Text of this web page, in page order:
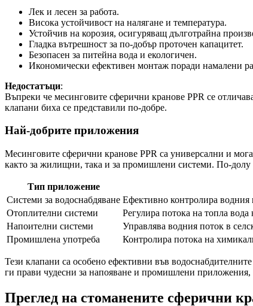
Лек и лесен за работа.
Висока устойчивост на налягане и температура.
Устойчив на корозия, осигуряващ дълготрайна
Гладка вътрешност за по-добър проточен капацитет.
Безопасен за питейна вода и екологичен.
Икономически ефективен монтаж поради намалени
Недостатъци:
Въпреки че месинговите сферични кранове PPR се
клапани биха се представили по-добре.
Най-добрите приложения
Месинговите сферични кранове PPR са универсални и
както за жилищни, така и за промишлени системи. По-
Тип приложение
Системи за водоснабдяване Ефективно контролира водния
Отоплителни системи
Регулира потока на топла
Напоителни системи
Управлява водния поток в
Промишлена употреба
Контролира потока на
Тези клапани са особено ефективни във
ги прави чудесни за напояване и промишлени приложения,
Преглед на стоманените сферични